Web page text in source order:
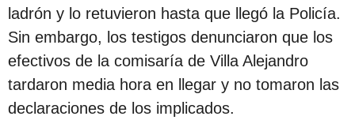
s
d
e
l
a
ladrón y lo retuvieron hasta que llegó la Policía.
Sin embargo, los testigos denunciaron que los
efectivos de la comisaría de Villa Alejandro
tardaron media hora en llegar y no tomaron las
declaraciones de los implicados.